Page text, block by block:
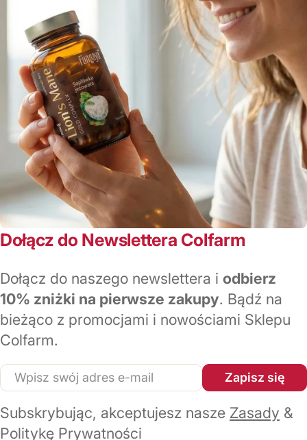
Dołącz do Newslettera Colfarm
Dołącz do naszego newslettera i odbierz
10% zniżki na pierwsze zakupy. Bądź na
bieżąco z promocjami i nowościami Sklepu
Colfarm.
E-
mail
Zapisz się
Subskrybując, akceptujesz nasze Zasady &
Politykę Prywatności